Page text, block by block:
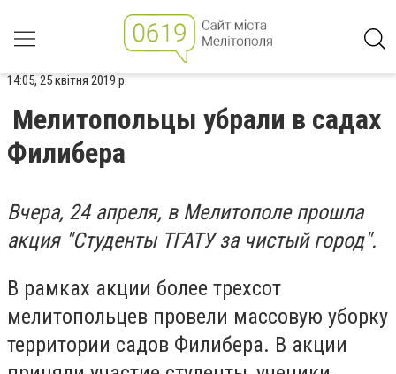
14:05, 25 квітня 2019 р.
Мелитопольцы убрали в садах
Филибера
Вчера, 24 апреля, в Мелитополе прошла
акция "Студенты ТГАТУ за чистый город".
В рамках акции более трехсот
мелитопольцев провели массовую уборку
территории садов Филибера. В акции